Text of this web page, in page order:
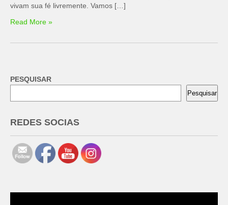
vivam sua fé livremente. Vamos […]
Read More »
PESQUISAR
Pesquisar
REDES SOCIAS